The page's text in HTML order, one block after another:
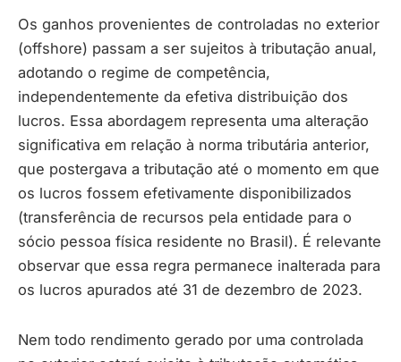
Os ganhos provenientes de controladas no exterior
(offshore) passam a ser sujeitos à tributação anual,
adotando o regime de competência,
independentemente da efetiva distribuição dos
lucros. Essa abordagem representa uma alteração
significativa em relação à norma tributária anterior,
que postergava a tributação até o momento em que
os lucros fossem efetivamente disponibilizados
(transferência de recursos pela entidade para o
sócio pessoa física residente no Brasil). É relevante
observar que essa regra permanece inalterada para
os lucros apurados até 31 de dezembro de 2023.
Nem todo rendimento gerado por uma controlada